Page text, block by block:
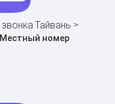
Тайвань >
Местный номер